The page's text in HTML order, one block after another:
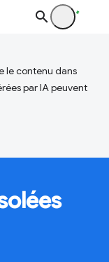
le contenu dans
par IA peuvent